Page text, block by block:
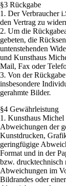
§3 Rückgabe
1. Der Verbraucher
den Vertrag zu
2. Um die
gebeten, die
untenstehenden
und Kunsthaus
Mail, Fax oder
3. Von der
insbesondere
gerahmte Bilder.
§4 Gewährleistung
1. Kunsthaus
Abweichungen der
Kunstdrucken,
geringfügige
Format und in der
bzw. drucktechnisch
Abweichungen im
Bildrandes oder